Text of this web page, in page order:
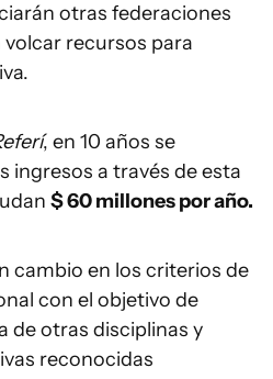
otras federaciones
recursos para
, en 10 años se
ingresos a través de esta
$ 60 millones por año.
cambio en los criterios de
con el objetivo de
de otras disciplinas y
reconocidas